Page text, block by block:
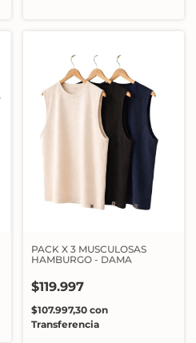
PACK X 3 MUSCULOSAS
HAMBURGO - DAMA
$119.997
$107.997,30 con
Transferencia